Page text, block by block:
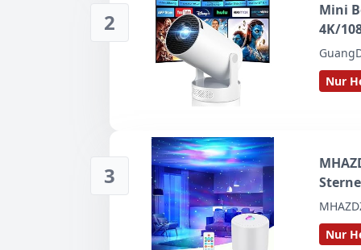
2
Mini
4K/
bietet
Nur
3
Party
Nur